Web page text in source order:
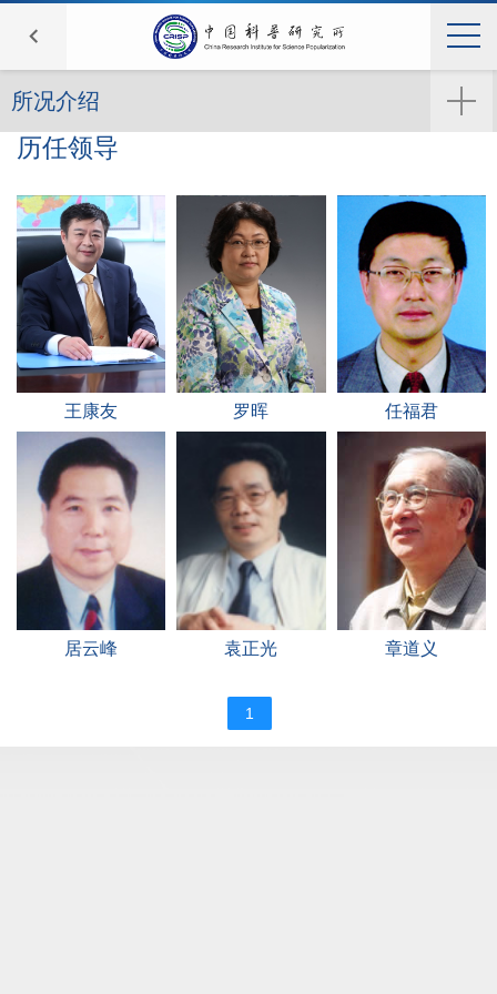
所况介绍
历任领导
王康友 罗晖 任福君
居云峰 袁正光 章道义
1